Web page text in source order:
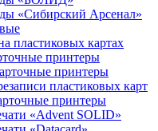
«Сибирский Арсенал»
пластиковых картах
принтеры
принтеры
пластиковых карт
принтеры
«Advent SOLID»